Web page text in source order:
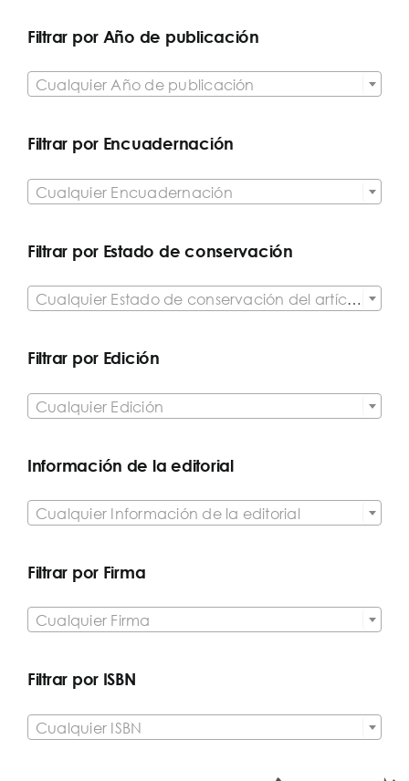
Filtrar por Año de publicación
Cualquier Año de publicación
Filtrar por Encuadernación
Cualquier Encuadernación
Filtrar por Estado de conservación
Cualquier Estado de conservación del artículo
Filtrar por Edición
Cualquier Edición
Información de la editorial
Cualquier Información de la editorial
Filtrar por Firma
Cualquier Firma
Filtrar por ISBN
Cualquier ISBN